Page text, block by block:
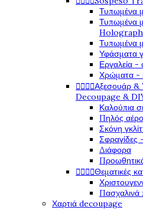
Τυπωμένα
Τυπωμένα
Τυπωμένα
Υφάσματα
Εργαλεία -
Χρώματα -
Αξεσουάρ &
Decoupage &
Καλούπια
Πηλός
Σκόνη
Σφραγίδες
Διάφορα
Θεματικές
Πασχαλινά
Χαρτιά decoupage